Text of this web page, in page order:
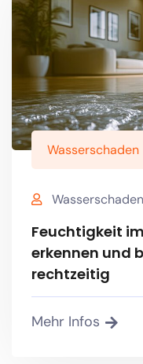
Wasserschaden
Feuchtigkeit
erkennen und
rechtzeitig
Mehr Infos